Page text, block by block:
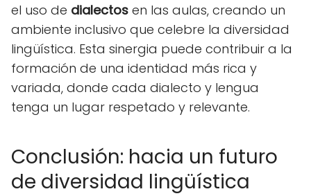
el uso de dialectos en las aulas, creando un
ambiente inclusivo que celebre la diversidad
lingüística. Esta sinergia puede contribuir a la
formación de una identidad más rica y
variada, donde cada dialecto y lengua
tenga un lugar respetado y relevante.
Conclusión: hacia un futuro
de diversidad lingüística